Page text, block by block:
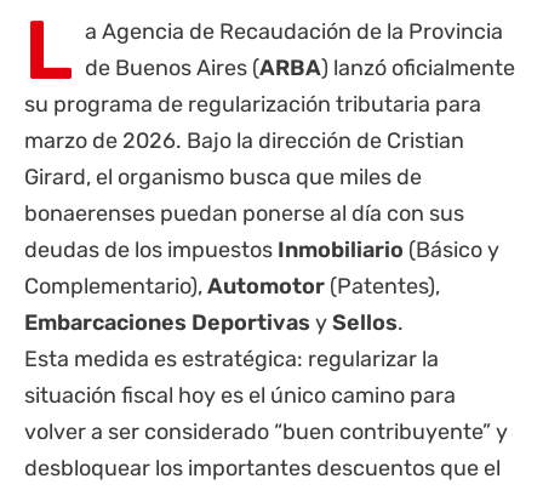
L a Agencia de Recaudación de la Provincia
de Buenos Aires (ARBA) lanzó oficialmente
su programa de regularización tributaria para
marzo de 2026. Bajo la dirección de Cristian
Girard, el organismo busca que miles de
bonaerenses puedan ponerse al día con sus
deudas de los impuestos Inmobiliario (Básico y
Complementario),Automotor (Patentes),
Embarcaciones Deportivas ySellos.
Esta medida es estratégica: regularizar la
situación fiscal hoy es el único camino para
volver a ser considerado “buen contribuyente” y
desbloquear los importantes descuentos que el